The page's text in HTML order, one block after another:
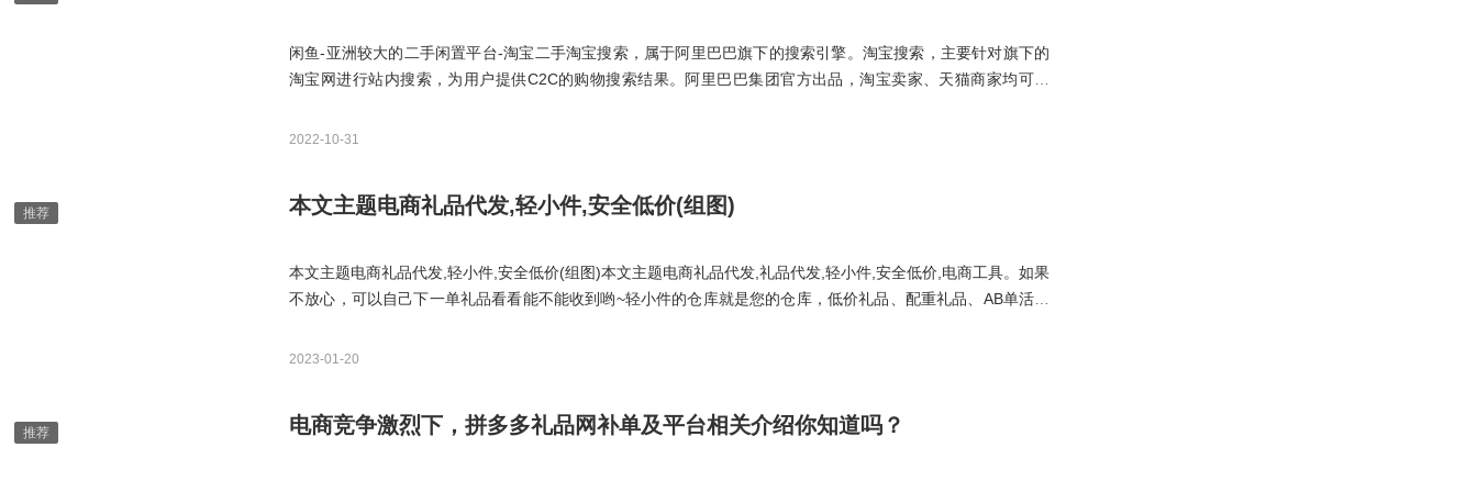
闲鱼-亚洲较大的二手闲置平台-淘宝二手淘宝搜索，属于阿里巴巴旗下的搜索引擎。淘宝搜索，主要针对旗下的
淘宝网进行站内搜索，为用户提供C2C的购物搜索结果。阿里巴巴集团官方出品，淘宝卖家、天猫商家均可使
空间、子账号管理几个功能；货源中心则可以直达阿里供销平台和1688采购批发平台进行采购；营销中心集成了
2022-10-31
本文主题电商礼品代发,轻小件,安全低价(组图)
本文主题电商礼品代发,轻小件,安全低价(组图)本文主题电商礼品代发,礼品代发,轻小件,安全低价,电商工具。如果
不放心，可以自己下一单礼品看看能不能收到哟~轻小件的仓库就是您的仓库，低价礼品、配重礼品、AB单活动
核实，目前已有10w+商家正在使用轻小件发货，在此诚挚为大家推荐使用轻小件发礼品发快递，因为更靠谱、更
2023-01-20
电商竞争激烈下，拼多多礼品网补单及平台相关介绍你知道吗？